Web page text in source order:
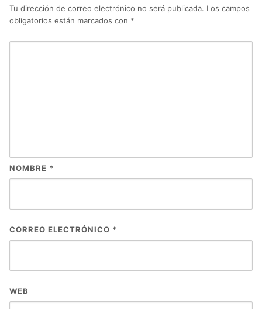
Tu dirección de correo electrónico no será publicada. Los campos
obligatorios están marcados con *
NOMBRE *
CORREO ELECTRÓNICO *
WEB